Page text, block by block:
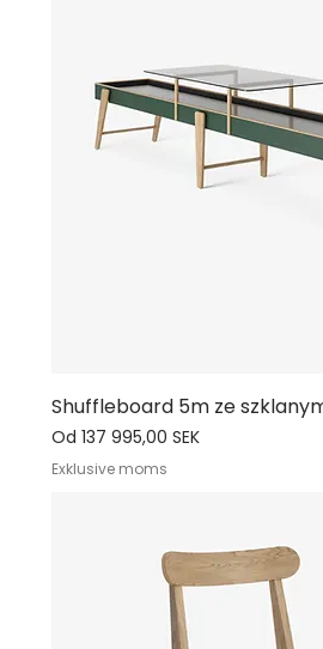
Shuffleboard 5m ze
Od137 995,00 SEK
Cena rabatowa